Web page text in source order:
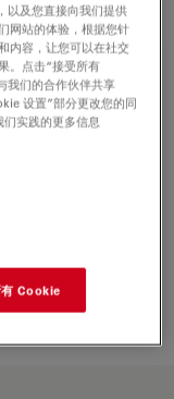
以及您直接向我们提供
网站的体验，根据您针
内容，让您可以在社交
。点击“接受所有
我们的合作伙伴共享
设置”部分更改您的同
实践的更多信息
Cookie